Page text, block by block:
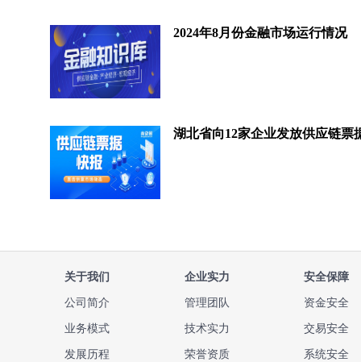
2024年8月份金融市场运行情况
关于我们
公司简介
业务模式
发展历程
企业实力
管理团队
技术实力
荣誉资质
安全保障
资金安全
交易安全
系统安全